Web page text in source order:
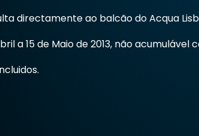
directamente ao balcão do Acqua
a 15 de Maio de 2013, não